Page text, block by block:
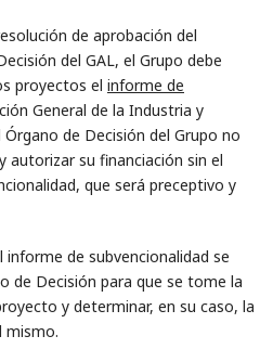
de aprobación del
del GAL, el Grupo debe
proyectos el informe de
General de la Industria y
de Decisión del Grupo no
autorizar su financiación sin el
que será preceptivo y
informe de subvencionalidad se
de Decisión para que se tome la
y determinar, en su caso, la
mismo.